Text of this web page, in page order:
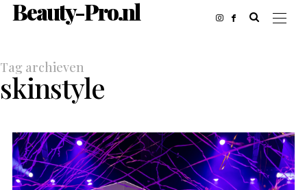
Beauty-Pro.nl
Tag archieven
skinstyle